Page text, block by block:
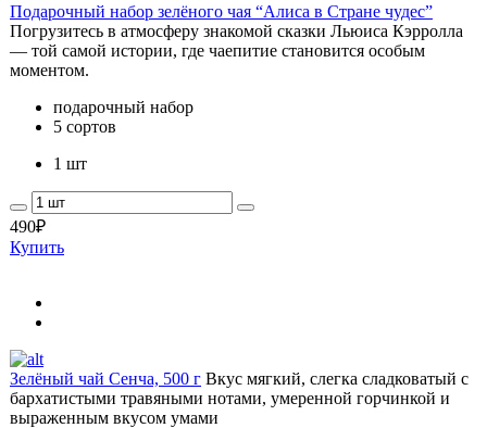
Подарочный набор зелёного чая “Алиса в Стране чудес”
Погрузитесь в атмосферу знакомой сказки Льюиса Кэрролла
— той самой истории, где чаепитие становится особым
моментом.
подарочный набор
5 сортов
1 шт
490₽
Купить
Зелёный чай Сенча, 500 г Вкус мягкий, слегка сладковатый с
бархатистыми травяными нотами, умеренной горчинкой и
выраженным вкусом умами